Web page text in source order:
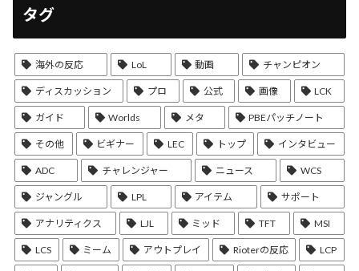
タグ
海外の反応 LoL 動画 チャンピオン
ディスカッション プロ 公式 画像 LCK
ガイド Worlds メタ PBEパッチノート
その他 ビギナー LEC トップ インタビュー
ADC チャレンジャー ニュース WCS
ジャングル LPL アイテム サポート
アナリティクス LJL ミッド TFT MSI
LCS ミーム アウトプレイ Rioterの反応 LCP